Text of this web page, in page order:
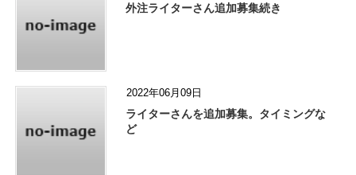
外注ライターさん追加募集続き
2022年06月09日
ライターさんを追加募集。タイミングな
ど